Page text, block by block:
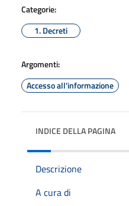
Categorie:
1. Decreti
Argomenti:
Accesso all'informazione
INDICE DELLA PAGINA
Descrizione
A cura di